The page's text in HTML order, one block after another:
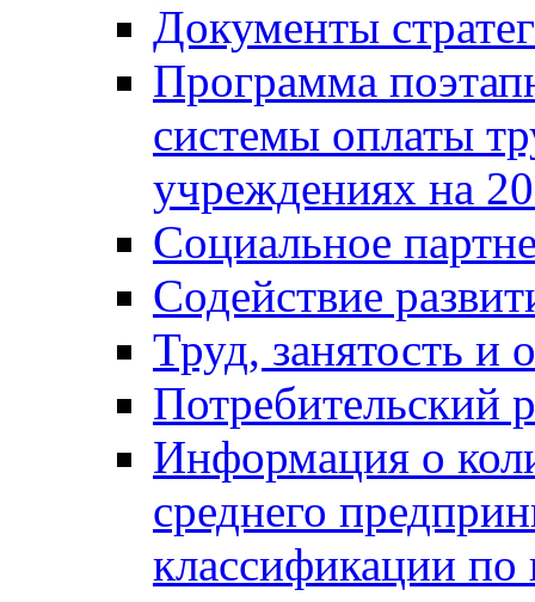
Документы
Программа
системы оплаты
учреждениях на
Социальное
Содействие
Труд, занятость и
Потребительский
Информация о
среднего
классификации